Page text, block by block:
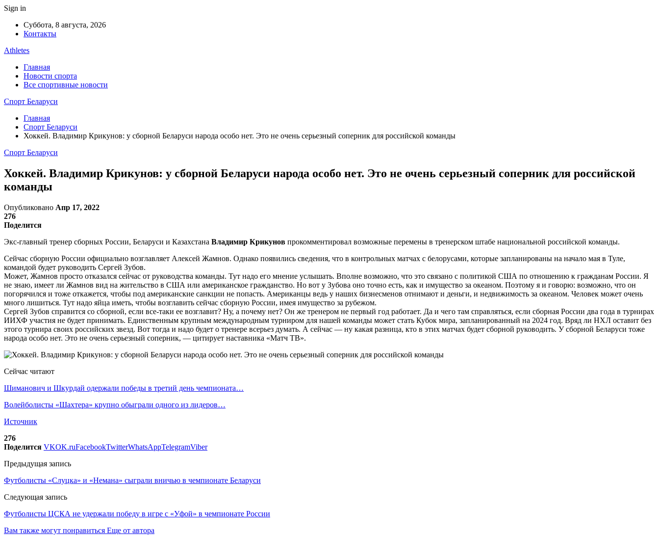
Sign in
Суббота, 8 августа, 2026
Контакты
Athletes
Главная
Новости спорта
Все спортивные новости
Спорт Беларуси
Главная
Спорт Беларуси
Хоккей. Владимир Крикунов: у сборной Беларуси народа особо нет. Это не очень серьезный соперник для российской команды
Спорт Беларуси
Хоккей. Владимир Крикунов: у сборной Беларуси народа особо нет. Это не очень серьезный соперник для российской
команды
Опубликовано Апр 17, 2022
276
Поделится
Экс-главный тренер сборных России, Беларуси и Казахстана Владимир Крикунов прокомментировал возможные перемены в тренерском штабе национальной российской команды.
Сейчас сборную России официально возглавляет Алексей Жамнов. Однако появились сведения, что в контрольных матчах с белорусами, которые запланированы на начало мая в Туле,
командой будет руководить Сергей Зубов.
Может, Жамнов просто отказался сейчас от руководства команды. Тут надо его мнение услышать. Вполне возможно, что это связано с политикой США по отношению к гражданам России. Я
не знаю, имеет ли Жамнов вид на жительство в США или американское гражданство. Но вот у Зубова оно точно есть, как и имущество за океаном. Поэтому я и говорю: возможно, что он
погорячился и тоже откажется, чтобы под американские санкции не попасть. Американцы ведь у наших бизнесменов отнимают и деньги, и недвижимость за океаном. Человек может очень
много лишиться. Тут надо яйца иметь, чтобы возглавить сейчас сборную России, имея имущество за рубежом.
Сергей Зубов справится со сборной, если все-таки ее возглавит? Ну, а почему нет? Он же тренером не первый год работает. Да и чего там справляться, если сборная России два года в турнирах
ИИХФ участия не будет принимать. Единственным крупным международным турниром для нашей команды может стать Кубок мира, запланированный на 2024 год. Вряд ли НХЛ оставит без
этого турнира своих российских звезд. Вот тогда и надо будет о тренере всерьез думать. А сейчас — ну какая разница, кто в этих матчах будет сборной руководить. У сборной Беларуси тоже
народа особо нет. Это не очень серьезный соперник, — цитирует наставника «Матч ТВ».
Сейчас читают
Шиманович и Шкурдай одержали победы в третий день чемпионата…
Волейболисты «Шахтера» крупно обыграли одного из лидеров…
Источник
276
Поделится VKOK.ruFacebookTwitterWhatsAppTelegramViber
Предыдущая запись
Футболисты «Слуцка» и «Немана» сыграли вничью в чемпионате Беларуси
Следующая запись
Футболисты ЦСКА не удержали победу в игре с «Уфой» в чемпионате России
Вам также могут понравиться Еще от автора